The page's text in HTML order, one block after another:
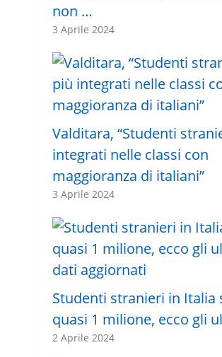
non …
3 Aprile 2024
Valditara, “Studenti
integrati nelle classi con
maggioranza di italiani”
3 Aprile 2024
Studenti stranieri in Italia
quasi 1 milione, ecco gli
2 Aprile 2024